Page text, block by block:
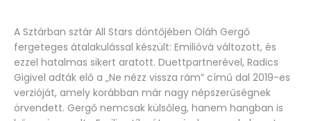
A Sztárban sztár All Stars döntőjében Oláh Gergő
fergeteges átalakulással készült: Emilióvá változott, és
ezzel hatalmas sikert aratott. Duettpartnerével, Radics
Gigivel adták elő a „Ne nézz vissza rám” című dal 2019-es
verzióját, amely korábban már nagy népszerűségnek
örvendett. Gergő nemcsak külsőleg, hanem hangban is